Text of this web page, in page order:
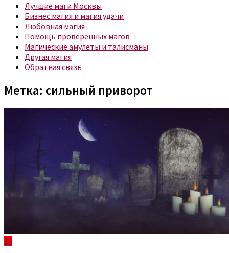
Лучшие маги Москвы
Бизнес магия и магия удачи
Любовная магия
Помощь проверенных магов
Магические амулеты и талисманы
Другая магия
Обратная связь
Метка: сильный приворот
14